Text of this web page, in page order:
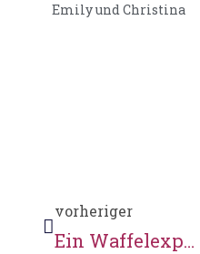
Emily und Christina
vorheriger
Ein Waffelexperiment